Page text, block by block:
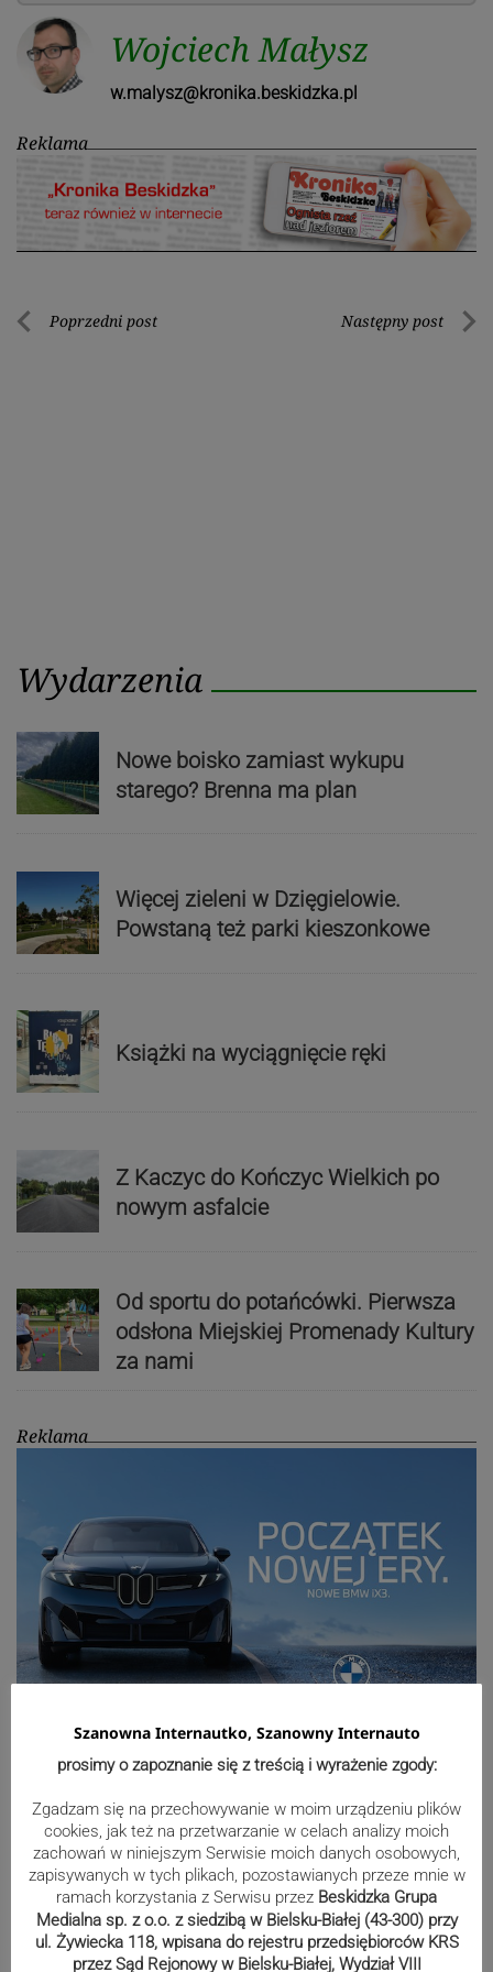
Wojciech Małysz
w.malysz@kronika.beskidzka.pl
Reklama
Nawigacja
Poprzedni post Następny post
Wydarzenia
Nowe boisko zamiast wykupu
starego? Brenna ma plan
Więcej zieleni w Dzięgielowie.
Powstaną też parki kieszonkowe
Książki na wyciągnięcie ręki
Z Kaczyc do Kończyc Wielkich po
nowym asfalcie
Od sportu do potańcówki. Pierwsza
odsłona Miejskiej Promenady Kultury
za nami
Reklama
Sport
Beniaminek ze spadkowiczem na
remis. Podbeskidzie – Lechia 2:2 |
ZDJĘCIA
Szanowna Internautko, Szanowny Internauto
prosimy o zapoznanie się z treścią i wyrażenie zgody:
Zgadzam się na przechowywanie w moim urządzeniu plików
cookies, jak też na przetwarzanie w celach analizy moich
zachowań w niniejszym Serwisie moich danych osobowych,
zapisywanych w tych plikach, pozostawianych przeze mnie w
ramach korzystania z Serwisu przez Beskidzka Grupa
Medialna sp. z o.o. z siedzibą w Bielsku-Białej (43-300) przy
ul. Żywiecka 118, wpisana do rejestru przedsiębiorców KRS
przez Sąd Rejonowy w Bielsku-Białej, Wydział VIII